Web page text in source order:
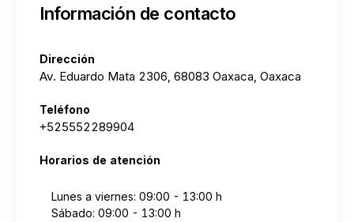
Información de contacto
Dirección
Av. Eduardo Mata 2306, 68083 Oaxaca, Oaxaca
Teléfono
+525552289904
Horarios de atención
Lunes a viernes: 09:00 - 13:00 h
Sábado: 09:00 - 13:00 h